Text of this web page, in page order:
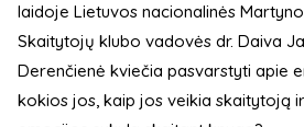
laidoje Lietuvos nacionalinės
Skaitytojų klubo vadovės dr. Daiva
Derenčienė kviečia pasvarstyti apie
kokios jos, kaip jos veikia skaitytoją